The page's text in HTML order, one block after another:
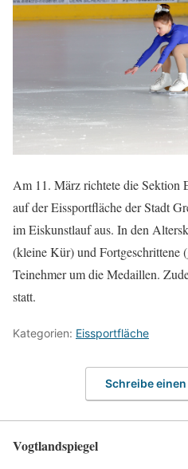
Am 11. März richtete die Sektion
auf der Eissportfläche der Stadt
im Eiskunstlauf aus. In den
(kleine Kür) und Fortgeschrittene
Teinehmer um die Medaillen.
statt.
Kategorien: Eissportfläche
Schreibe
Vogtlandspiegel